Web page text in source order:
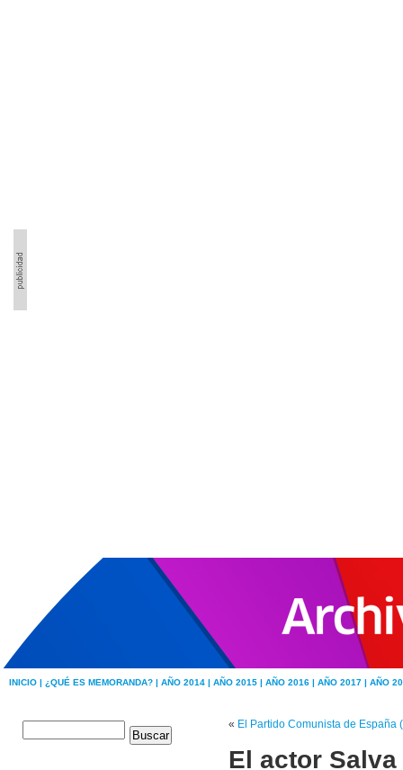
INICIO | ¿QUÉ ES MEMORANDA? | AÑO 2014 | AÑO 2015 | AÑO 2016 | AÑO 2017 | AÑO
« El Partido Comunista de España
El actor